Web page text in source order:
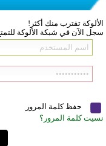
الألوكة تقترب منك أكثر!
سجل الآن في شبكة الألوكة
حفظ كلمة المرور
نسيت كلمة المرور؟